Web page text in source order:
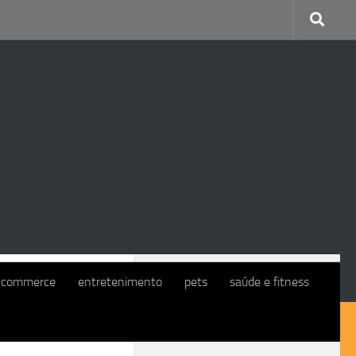
entretenimento pets saúde e fitness
CONTINUE COM O EXMO. CLIENTE